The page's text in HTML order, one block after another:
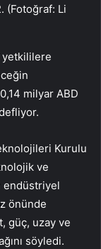
(Fotoğraf: Li
yetkililere
milyar ABD
Kurulu
ve
endüstriyel
önünde
güç, uzay ve
söyledi.